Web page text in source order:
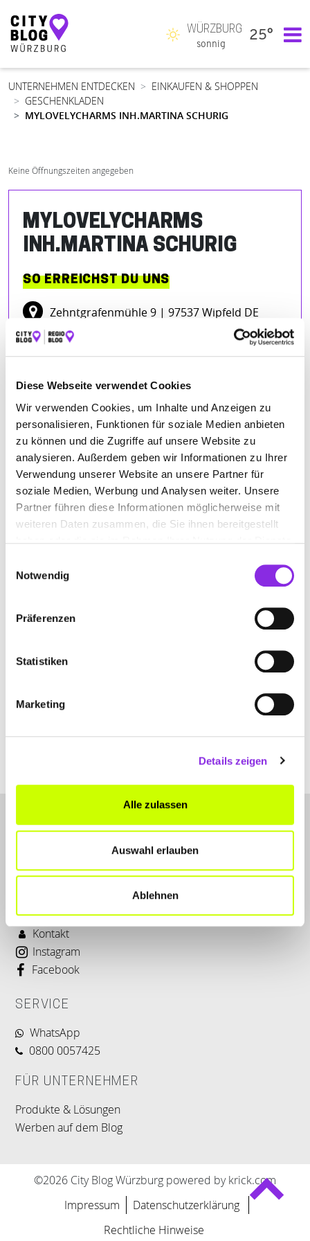
Diese Webseite verwendet Cookies
Wir verwenden Cookies, um Inhalte und Anzeigen zu
personalisieren, Funktionen für soziale Medien anbieten
zu können und die Zugriffe auf unsere Website zu
analysieren. Außerdem geben wir Informationen zu Ihrer
Verwendung unserer Website an unsere Partner für
soziale Medien, Werbung und Analysen weiter. Unsere
Partner führen diese Informationen möglicherweise mit
weiteren Daten zusammen, die Sie ihnen bereitgestellt
Notwendig
Präferenzen
Statistiken
Marketing
Details zeigen
Alle zulassen
Auswahl erlauben
Ablehnen
Hauptnavigation
WÜRZBURG
sonnig
25°
UNTERNEHMEN ENTDECKEN
EINKAUFEN & SHOPPEN
GESCHENKLADEN
MYLOVELYCHARMS INH.MARTINA SCHURIG
Keine Öffnungszeiten angegeben
MYLOVELYCHARMS
INH.MARTINA SCHURIG
SO ERREICHST DU UNS
Zehntgrafenmühle 9 | 97537 Wipfeld DE
ANFAHRT
Kontakt
Instagram
Facebook
SERVICE
WhatsApp
0800 0057425
FÜR UNTERNEHMER
Produkte & Lösungen
Werben auf dem Blog
©2026 City Blog Würzburg powered by krick.com
Impressum
Datenschutzerklärung
Rechtliche Hinweise